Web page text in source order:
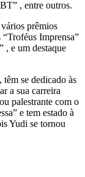
, entre outros.
prêmios
Imprensa”
, e um destaque
se dedicado às
a sua carreira
palestrante com o
e tem estado à
Yudi se tornou